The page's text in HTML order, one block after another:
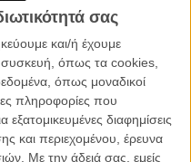
σας
και/ή έχουμε
όπως τα cookies,
όπως μοναδικοί
πληροφορίες που
διαφημίσεις
και περιεχομένου, έρευνα
Με την άδειά σας, εμείς
του Λάμπρου
σειρά γι' αυτό